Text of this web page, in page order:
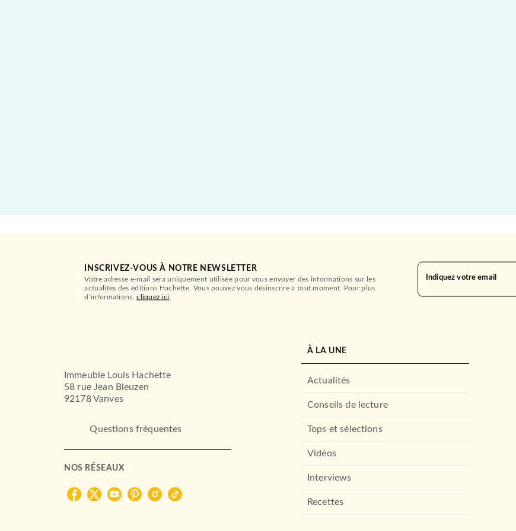
INSCRIVEZ-VOUS À NOTRE NEWSLETTER
Votre adresse e-mail sera uniquement utilisée pour vous envoyer des informations sur les
actualités des éditions Hachette. Vous pouvez vous désinscrire à tout moment. Pour plus
d’informations,cliquez ici
Indiquez votre email
Immeuble Louis Hachette
58 rue Jean Bleuzen
92178 Vanves
Questions fréquentes
NOS RÉSEAUX
À LA UNE
Actualités
Conseils de lecture
Tops et sélections
Vidéos
Interviews
Recettes